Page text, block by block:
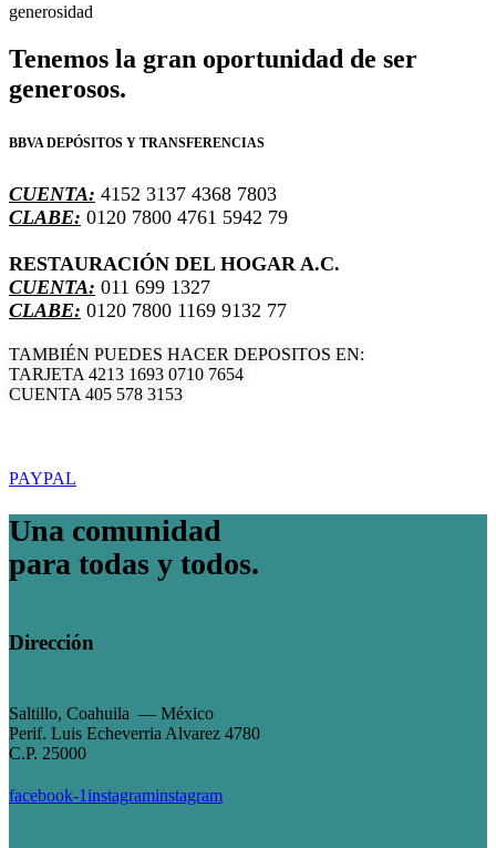
generosidad
Tenemos la gran oportunidad de ser
generosos.
BBVA DEPÓSITOS Y TRANSFERENCIAS
CUENTA: 4152 3137 4368 7803
CLABE: 0120 7800 4761 5942 79
RESTAURACIÓN DEL HOGAR A.C.
CUENTA: 011 699 1327
CLABE: 0120 7800 1169 9132 77
TAMBIÉN PUEDES HACER DEPOSITOS EN:
TARJETA 4213 1693 0710 7654
CUENTA 405 578 3153
PAYPAL
Una comunidad
para todas y todos.
Dirección
Saltillo, Coahuila — México
Perif. Luis Echeverria Alvarez 4780
C.P. 25000
facebook-1instagraminstagram